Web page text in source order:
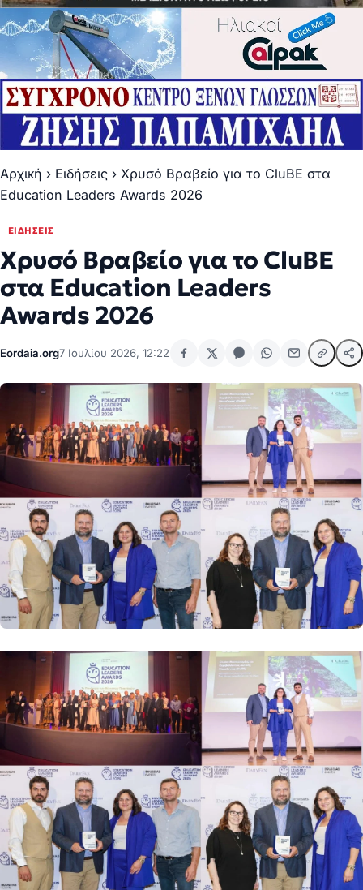
Αρχική › Ειδήσεις › Χρυσό Βραβείο για το CluBE στα
Education Leaders Awards 2026
ΕΙΔΉΣΕΙΣ
Χρυσό Βραβείο για το CluBE
στα Education Leaders
Awards 2026
Eordaia.org7 Ιουλίου 2026, 12:22